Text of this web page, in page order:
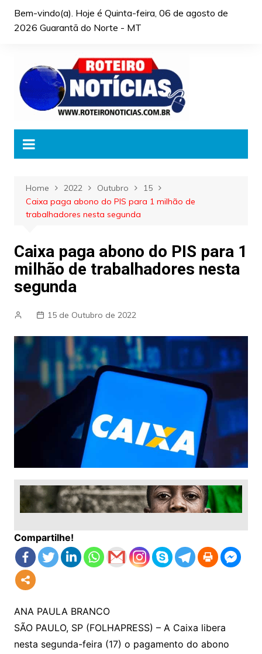
Bem-vindo(a). Hoje é Quinta-feira, 06 de agosto de
2026 Guarantã do Norte - MT
Home 2022 Outubro
15
Caixa paga abono do PIS para 1 milhão de
trabalhadores nesta segunda
Caixa paga abono do PIS para 1
milhão de trabalhadores nesta
segunda
15 de Outubro de 2022
Compartilhe!
ANA PAULA BRANCO
SÃO PAULO, SP (FOLHAPRESS) – A Caixa libera
nesta segunda-feira (17) o pagamento do abono